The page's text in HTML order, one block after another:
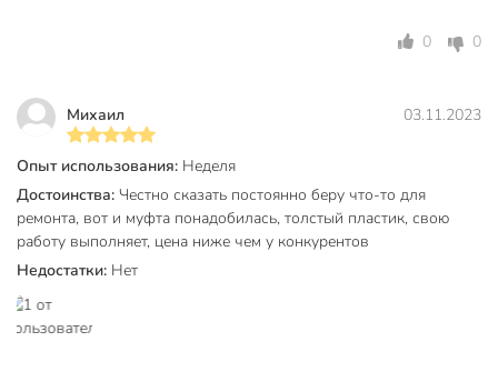
бар и температуру до 90°C, что делает её отличным
условиях.
Для каких систем подходит эта муфта?
и горячего водоснабжения, отопления, а также для
монтажа коммуникаций в частном доме и на даче.
Техническая информация
Максимальное рабочее давление,
бар
0 0
Михаил 03.11.2023
Опыт использования: Неделя
Достоинства: Честно сказать постоянно беру что-то для
ремонта, вот и муфта понадобилась, толстый пластик, свою
работу выполняет, цена ниже чем у конкурентов
Недостатки: Нет